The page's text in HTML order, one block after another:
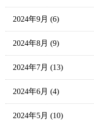
2024年9月 (6)
2024年8月 (9)
2024年7月 (13)
2024年6月 (4)
2024年5月 (10)